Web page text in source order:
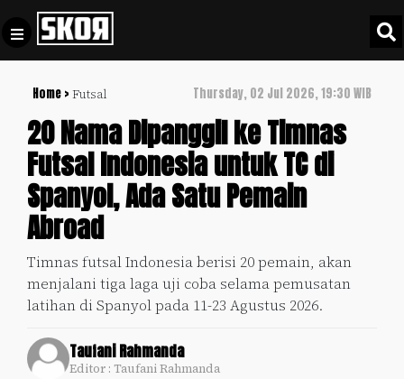
Home > Futsal Thursday, 02 Jul 2026, 19:30 WIB
20 Nama Dipanggil ke Timnas
Futsal Indonesia untuk TC di
Spanyol, Ada Satu Pemain
Abroad
Timnas futsal Indonesia berisi 20 pemain, akan
menjalani tiga laga uji coba selama pemusatan
latihan di Spanyol pada 11-23 Agustus 2026.
Taufani Rahmanda
Editor : Taufani Rahmanda
Football +
Culture
Sports
Update
+
Timnas
Indonesia
SKOR
SPECIAL
Policy
Pedoman
Pemberitaan
Media
Siber
Disclaimer
Tentang